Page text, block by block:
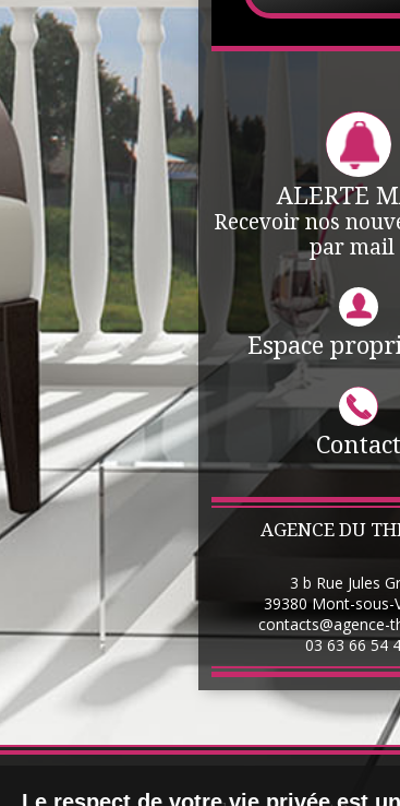
ALERTE
Recevoir nos
par mail
Espace
Contact
AGENCE DU
3 b Rue Jules
39380 Mont-sous-
contacts@agence-
03 63 66 54
1 2 3